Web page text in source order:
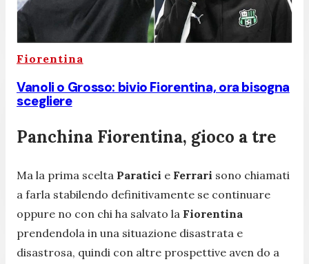
Fiorentina
Vanoli o Grosso: bivio Fiorentina, ora bisogna
scegliere
Panchina Fiorentina, gioco a tre
Ma la prima scelta Paratici e Ferrari sono chiamati
a farla stabilendo definitivamente se continuare
oppure no con chi ha salvato la Fiorentina
prendendola in una situazione disastrata e
disastrosa, quindi con altre prospettive aven do a